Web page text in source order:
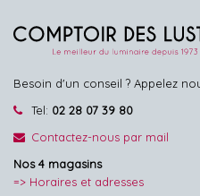
Besoin d'un conseil ? Appelez
Tel: 02 28 07 39 80
Contactez-nous par mail
Nos 4 magasins
=> Horaires et adresses